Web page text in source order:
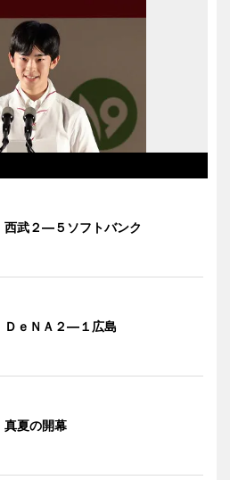
西武２―５ソフトバンク
ＤｅＮＡ２―１広島
真夏の開幕